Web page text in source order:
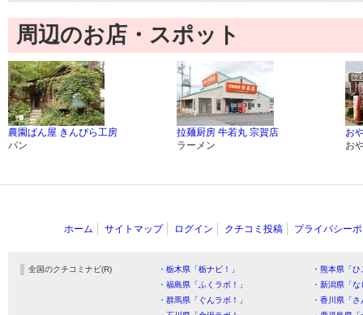
周辺のお店・スポット
農園ぱん屋 きんぴら工房
パン
拉麺厨房 牛若丸 宗賀店
ラーメン
お
お
ホーム サイトマップ ログイン クチコミ投稿 プライバシー
全国のクチコミナビ(R) ・栃木県「栃ナビ！」
・熊本県「
・福島県「ふくラボ！」
・新潟県「
・群馬県「ぐんラボ！」
・香川県「